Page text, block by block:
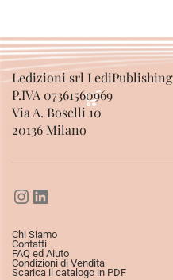
Ledizioni srl LediPublishing
P.IVA 07361560969
Via A. Boselli 10
20136 Milano
Chi Siamo
Contatti
FAQ ed Aiuto
Condizioni di Vendita
Scarica il catalogo in PDF